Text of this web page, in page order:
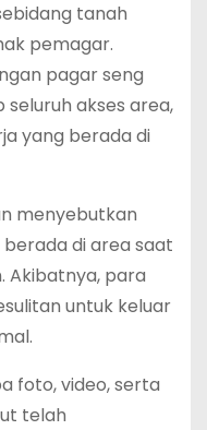
tanah
pemagar.
pagar seng
akses area,
yang berada di
menyebutkan
di area saat
Akibatnya, para
untuk keluar
foto, video, serta
telah